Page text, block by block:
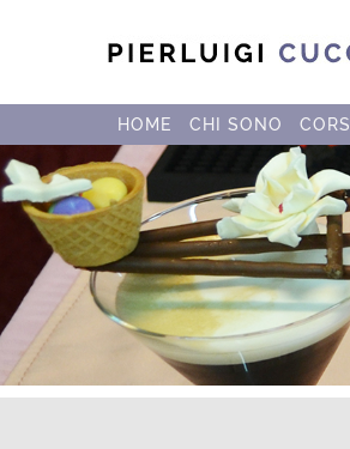
HOME CHI SONO CORSI